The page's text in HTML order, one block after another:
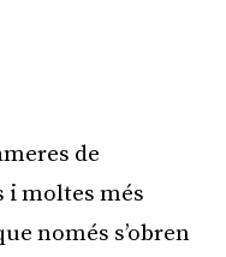
de
i moltes més
només s’obren